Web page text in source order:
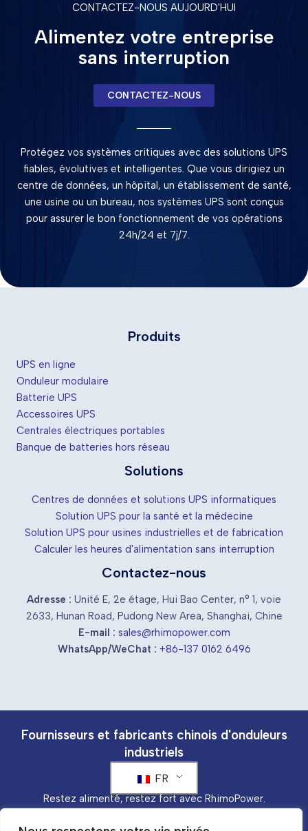
CONTACTEZ-NOUS AUJOURD'HUI
Alimentez votre entreprise
sans interruption
CONTACTEZ-NOUS
Protégez vos systèmes critiques avec des solutions UPS
fiables, évolutives et intelligentes. Que vous dirigiez un
centre de données, un hôpital, un établissement de santé,
une usine ou un bureau, nos systèmes UPS sont conçus
pour assurer le bon fonctionnement de vos opérations
24h/24 et 7j/7.
Produits
UPS en ligne
Onduleur modulaire
Batterie UPS
Accessoires UPS
Centrales électriques portables
Banque de batteries hors réseau
Solutions
Centres de données et solutions UPS informatiques
Solution UPS pour la santé et la médecine
Solution UPS pour usines industrielles et de fabrication
Calculer les heures d'alimentation sans interruption
Contactez-nous
Adresse : Unité E, 2e étage, Hui Bao Center, n° 1, voie
2633, Hunan Road, Pudong New Area, Shanghai, Chine
E-mail : sales@rhimopower.com
WhatsApp/WeChat : +86-137 0162 6496
Fournisseurs et fabricants chinois d'onduleurs
industriels
FR
Restez alimenté, restez fort avec RhimoPower.